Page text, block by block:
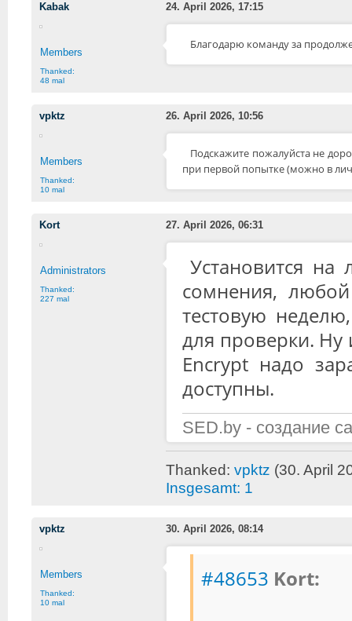
Kabak 24. April 2026, 17:15
Members
Thanked:
48 mal
Благодарю команду за
vpktz 26. April 2026, 10:56
Members
Thanked:
10 mal
Подскажите пожалуйста не
при первой попытке (можно в
Kort 27. April 2026, 06:31
Administrators
Thanked:
227 mal
Установится на
сомнения,
тестовую
для проверки. Ну
Encrypt надо
доступны.
SED.by - создание
Thanked: vpktz (30. April
Insgesamt: 1
vpktz 30. April 2026, 08:14
Members
Thanked:
10 mal
#48653 Kort: